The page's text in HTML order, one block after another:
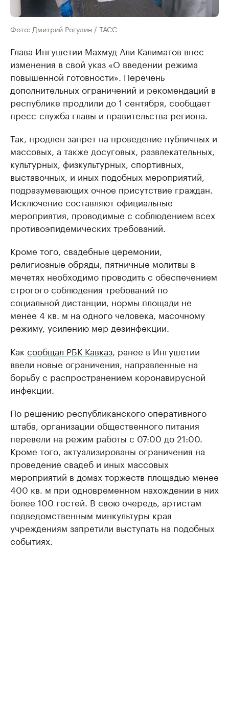
Фото: Дмитрий Рогулин / ТАСС
Глава Ингушетии Махмуд-Али Калиматов внес
изменения в свой указ «О введении режима
повышенной готовности». Перечень
дополнительных ограничений и рекомендаций в
республике продлили до 1 сентября, сообщает
пресс-служба главы и правительства региона.
Так, продлен запрет на проведение публичных и
массовых, а также досуговых, развлекательных,
культурных, физкультурных, спортивных,
выставочных, и иных подобных мероприятий,
подразумевающих очное присутствие граждан.
Исключение составляют официальные
мероприятия, проводимые с соблюдением всех
противоэпидемических требований.
Кроме того, свадебные церемонии,
религиозные обряды, пятничные молитвы в
мечетях необходимо проводить с обеспечением
строгого соблюдения требований по
социальной дистанции, нормы площади не
менее 4 кв. м на одного человека, масочному
режиму, усилению мер дезинфекции.
Как сообщал РБК Кавказ, ранее в Ингушетии
ввели новые ограничения, направленные на
борьбу с распространением коронавирусной
инфекции.
По решению республиканского оперативного
штаба, организации общественного питания
перевели на режим работы с 07:00 до 21:00.
Кроме того, актуализированы ограничения на
проведение свадеб и иных массовых
мероприятий в домах торжеств площадью менее
400 кв. м при одновременном нахождении в них
более 100 гостей. В свою очередь, артистам
подведомственным минкультуры края
учреждениям запретили выступать на подобных
событиях.